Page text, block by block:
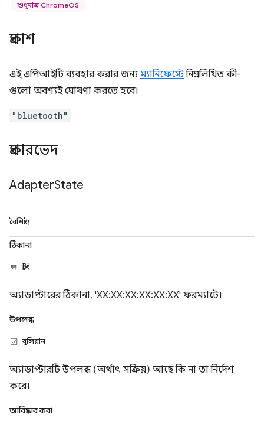
শুধুমাত্র ChromeOS
প্রকাশ
এই এপিআইটি ব্যবহার করার জন্য ম্যানিফেস্টেনিম্নলিখিত কী-
গুলো অবশ্যই ঘোষণা করতে হবে।
"bluetooth"
প্রকারভেদ
AdapterState
বৈশিষ্ট্য
ঠিকানা
স্ট্রিং
অ্যাডাপ্টারের ঠিকানা, 'XX:XX:XX:XX:XX:XX' ফরম্যাটে।
উপলব্ধ
বুলিয়ান
অ্যাডাপ্টারটি উপলব্ধ (অর্থাৎ সক্রিয়) আছে কি না তা নির্দেশ
করে।
আবিষ্কার করা